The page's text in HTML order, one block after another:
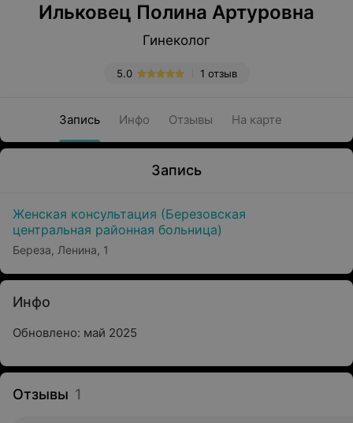
Ильковец Полина Артуровна
Гинеколог
1 отзыв
5.0
Запись Инфо Отзывы На карте
Запись
Женская консультация (Березовская
центральная районная больница)
Береза, Ленина, 1
Инфо
Обновлено: май 2025
Отзывы 1